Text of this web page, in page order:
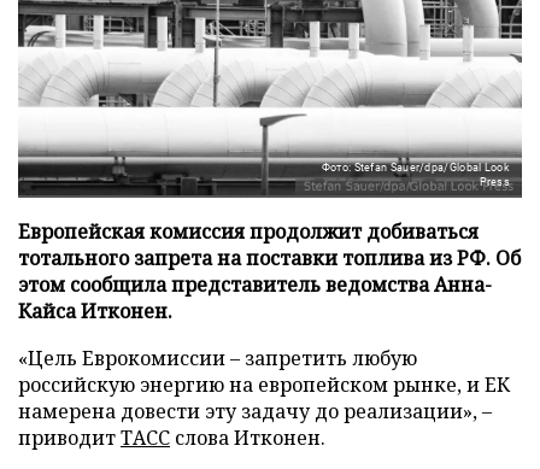
Фото: Stefan Sauer/dpa/Global Look
Press
Европейская комиссия продолжит добиваться
тотального запрета на поставки топлива из РФ. Об
этом сообщила представитель ведомства Анна-
Кайса Итконен.
«Цель Еврокомиссии – запретить любую
российскую энергию на европейском рынке, и ЕК
намерена довести эту задачу до реализации», –
приводитТАСС слова Итконен.